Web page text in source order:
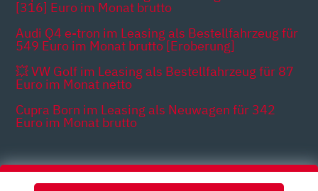
[316] Euro im Monat brutto
Audi Q4 e-tron im Leasing als Bestellfahrzeug für
549 Euro im Monat brutto [Eroberung]
💥 VW Golf im Leasing als Bestellfahrzeug für 87
Euro im Monat netto
Cupra Born im Leasing als Neuwagen für 342
Euro im Monat brutto